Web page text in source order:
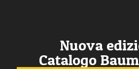
Nuova
Catalogo